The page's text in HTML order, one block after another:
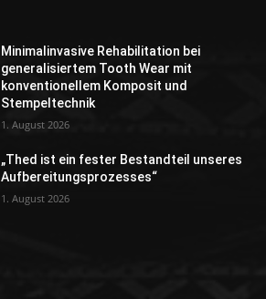
Minimalinvasive Rehabilitation bei
generalisiertem Tooth Wear mit
konventionellem Komposit und
Stempeltechnik
1. August 2026
„Thed ist ein fester Bestandteil unseres
Aufbereitungsprozesses“
1. August 2026